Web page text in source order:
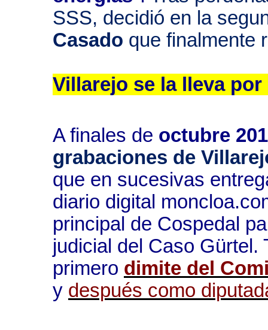
SSS, decidió en la
Casado que finalmente
Villarejo se la lleva
A finales de octubre
grabaciones de
que en sucesivas
diario digital
principal de Cospedal
judicial del Caso Gürtel.
primero dimite del
y después como